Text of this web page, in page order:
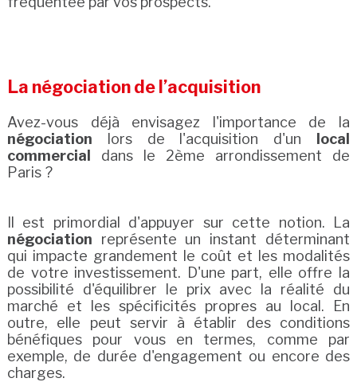
La négociation de l’acquisition
Avez-vous déjà envisagez l'importance de la
négociation lors de l'acquisition d'un
local
commercial
dans le 2ème arrondissement de
Paris ?
Il est primordial d'appuyer sur cette notion. La
négociation représente un instant déterminant
qui impacte grandement le coût et les modalités
de votre investissement. D'une part, elle offre la
possibilité d'équilibrer le prix avec la réalité du
marché et les spécificités propres au local. En
outre, elle peut servir à établir des conditions
bénéfiques pour vous en termes, comme par
exemple, de durée d'engagement ou encore des
charges.